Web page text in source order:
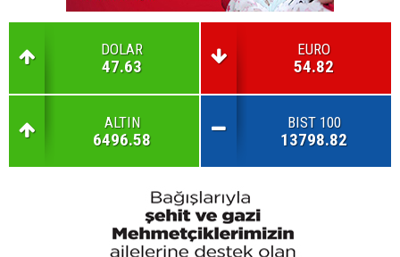
DOLAR
47.63
EURO
54.82
ALTIN
6496.58
BIST 100
13798.82